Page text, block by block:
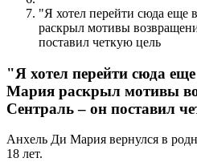
"Я хотел перейти сюда
раскрыл мотивы
поставил четкую цель
"Я хотел перейти сюда
Мария раскрыл мотивы
Сентраль – он поставил
Анхель Ди Мария вернулся в
18 лет.